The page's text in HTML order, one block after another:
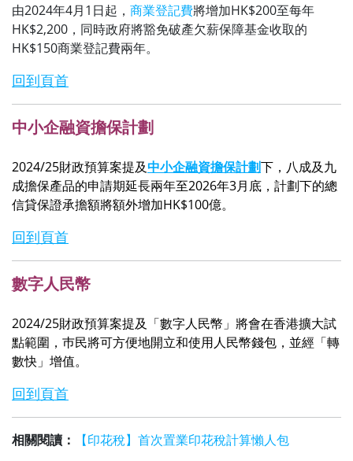
由2024年4月1日起， 商業登記費將增加HK$200至每年
HK$2,200，同時政府將豁免破產欠薪保障基金收取的
HK$150商業登記費兩年。
回到頁首
中小企融資擔保計劃
2024/25財政預算案提及中小企融資擔保計劃下，八成及九
成擔保產品的申請期延長兩年至2026年3月底，計劃下的總
信貸保證承擔額將額外增加HK$100億。
回到頁首
數字人民幣
2024/25財政預算案提及「數字人民幣」將會在香港擴大試
點範圍，巿民將可方便地開立和使用人民幣錢包，並經「轉
數快」增值。
回到頁首
相關閱讀：
【印花稅】首次置業印花稅計算懶人包